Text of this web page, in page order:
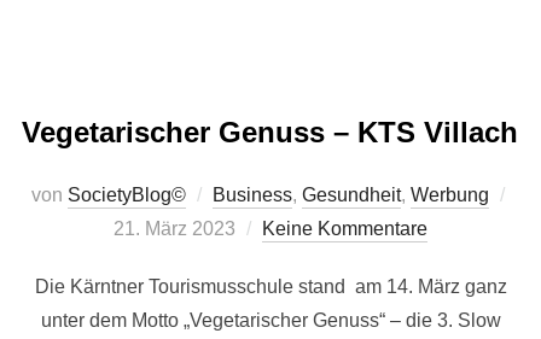
Vegetarischer Genuss – KTS Villach
von SocietyBlog© Business, Gesundheit, Werbung
21. März 2023 Keine Kommentare
Die Kärntner Tourismusschule stand am 14. März ganz
unter dem Motto „Vegetarischer Genuss“ – die 3. Slow